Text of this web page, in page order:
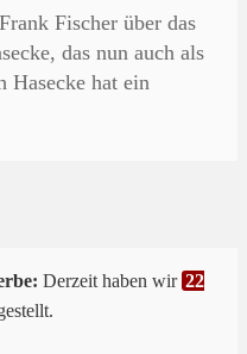
Fischer über das
das nun auch als
hat ein
Derzeit haben wir 22